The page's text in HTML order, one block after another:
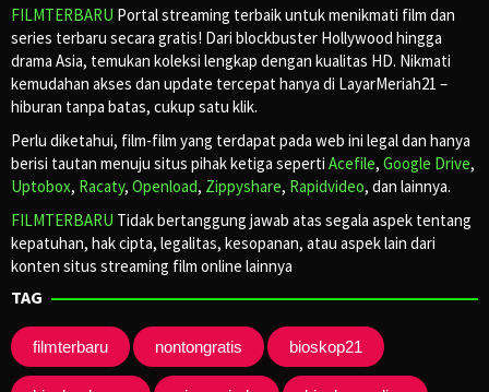
FILMTERBARU Portal streaming terbaik untuk menikmati film dan
series terbaru secara gratis! Dari blockbuster Hollywood hingga
drama Asia, temukan koleksi lengkap dengan kualitas HD. Nikmati
kemudahan akses dan update tercepat hanya di LayarMeriah21 –
hiburan tanpa batas, cukup satu klik.
Perlu diketahui, film-film yang terdapat pada web ini legal dan hanya
berisi tautan menuju situs pihak ketiga seperti Acefile, Google Drive,
Uptobox, Racaty, Openload, Zippyshare, Rapidvideo, dan lainnya.
FILMTERBARU Tidak bertanggung jawab atas segala aspek tentang
kepatuhan, hak cipta, legalitas, kesopanan, atau aspek lain dari
konten situs streaming film online lainnya
TAG
filmterbaru nontongratis bioskop21